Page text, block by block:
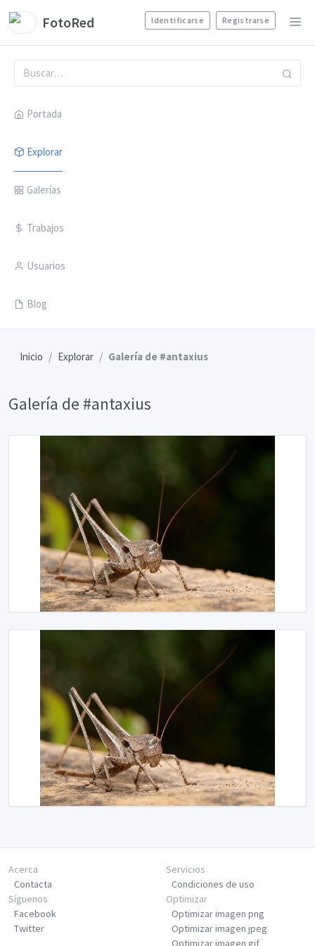
FotoRed Identificarse Registrarse
Portada
Explorar
Galerías
Trabajos
Usuarios
Blog
Inicio Explorar Galería de #antaxius
Galería de #antaxius
Acerca
Contacta
Servicios
Condiciones de uso
Síguenos
Facebook
Twitter
Optimizar
Optimizar imagen png
Optimizar imagen jpeg
Optimizar imagen gif